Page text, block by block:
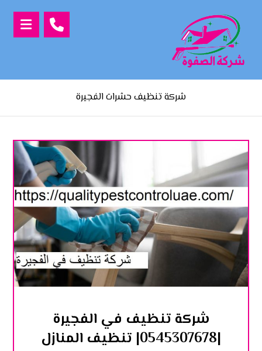
شركة تنظيف حشرات الفجيرة
شركة تنظيف في الفجيرة
|0545307678| تنظيف المنازل